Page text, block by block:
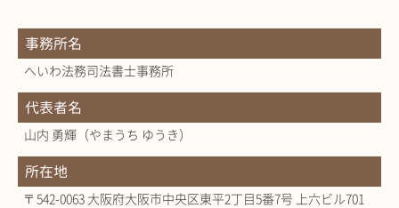
事務所名
へいわ法務司法書士事務所
代表者名
山内 勇輝（やまうち ゆうき）
所在地
〒542-0063 大阪府大阪市中央区東平2丁目5番7号 上六ビル701